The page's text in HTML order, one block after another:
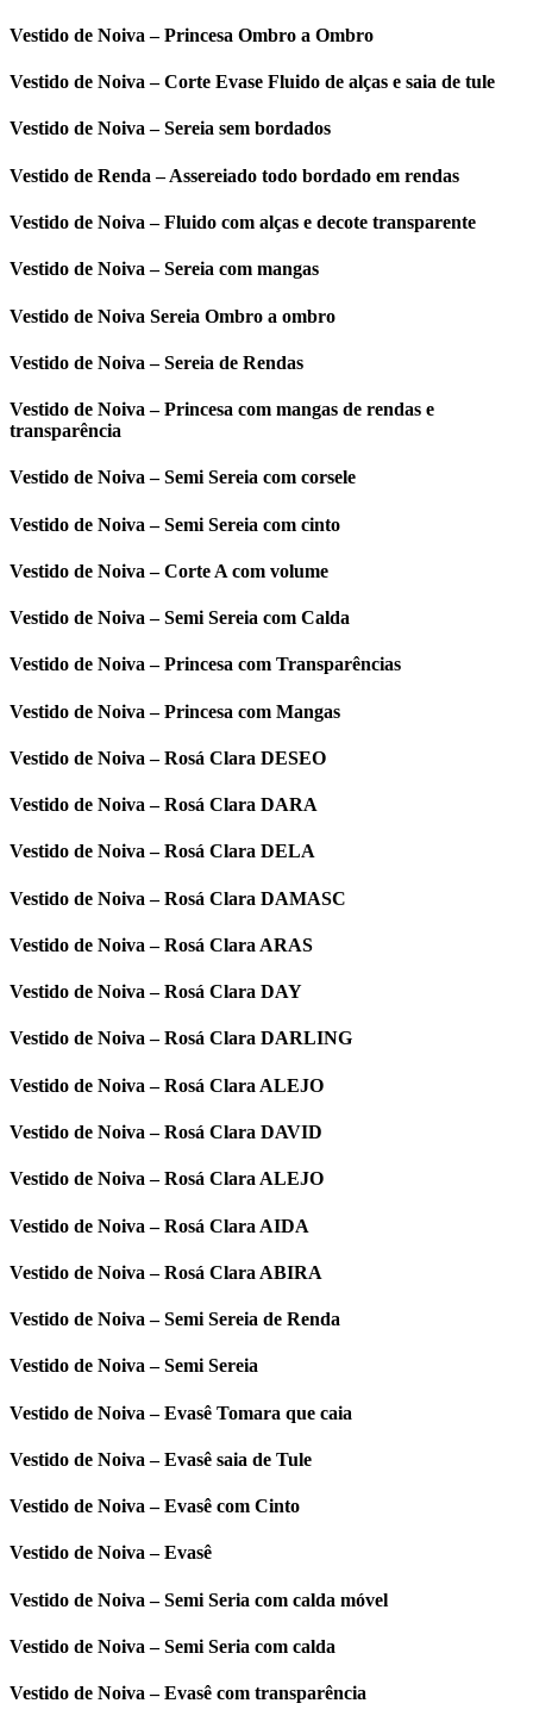
Vestido de Noiva – Princesa Ombro a Ombro
Vestido de Noiva – Corte Evase Fluido de alças e saia de tule
Vestido de Noiva – Sereia sem bordados
Vestido de Renda – Assereiado todo bordado em rendas
Vestido de Noiva – Fluido com alças e decote transparente
Vestido de Noiva – Sereia com mangas
Vestido de Noiva Sereia Ombro a ombro
Vestido de Noiva – Sereia de Rendas
Vestido de Noiva – Princesa com mangas de rendas e
transparência
Vestido de Noiva – Semi Sereia com corsele
Vestido de Noiva – Semi Sereia com cinto
Vestido de Noiva – Corte A com volume
Vestido de Noiva – Semi Sereia com Calda
Vestido de Noiva – Princesa com Transparências
Vestido de Noiva – Princesa com Mangas
Vestido de Noiva – Rosá Clara DESEO
Vestido de Noiva – Rosá Clara DARA
Vestido de Noiva – Rosá Clara DELA
Vestido de Noiva – Rosá Clara DAMASC
Vestido de Noiva – Rosá Clara ARAS
Vestido de Noiva – Rosá Clara DAY
Vestido de Noiva – Rosá Clara DARLING
Vestido de Noiva – Rosá Clara ALEJO
Vestido de Noiva – Rosá Clara DAVID
Vestido de Noiva – Rosá Clara ALEJO
Vestido de Noiva – Rosá Clara AIDA
Vestido de Noiva – Rosá Clara ABIRA
Vestido de Noiva – Semi Sereia de Renda
Vestido de Noiva – Semi Sereia
Vestido de Noiva – Evasê Tomara que caia
Vestido de Noiva – Evasê saia de Tule
Vestido de Noiva – Evasê com Cinto
Vestido de Noiva – Evasê
Vestido de Noiva – Semi Seria com calda móvel
Vestido de Noiva – Semi Seria com calda
Vestido de Noiva – Evasê com transparência